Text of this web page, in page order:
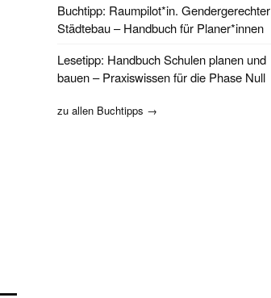
Buchtipp: Raumpilot*in. Gendergerechter
Städtebau – Handbuch für Planer*innen
Lesetipp: Handbuch Schulen planen und
bauen – Praxiswissen für die Phase Null
zu allen Buchtipps →